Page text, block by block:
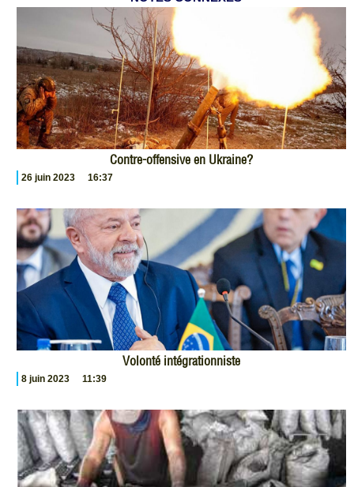
Contre-offensive en Ukraine?
26 juin 2023 16:37
Volonté intégrationniste
8 juin 2023 11:39